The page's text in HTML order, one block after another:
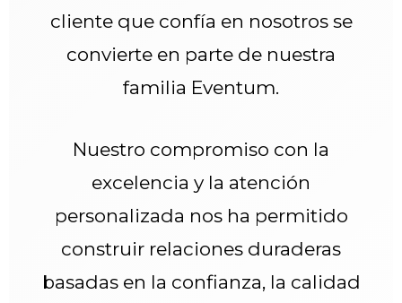
cliente que confía en nosotros se
convierte en parte de nuestra
familia Eventum.
Nuestro compromiso con la
excelencia y la atención
personalizada nos ha permitido
construir relaciones duraderas
basadas en la confianza, la calidad